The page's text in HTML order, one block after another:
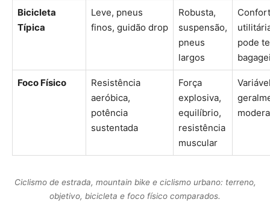
Bicicleta
Típica
Leve, pneus
finos, guidão drop
Robusta,
suspensão,
pneus
largos
pode
Foco Físico
Resistência
aeróbica,
potência
sustentada
Força
explosiva,
equilíbrio,
resistência
muscular
Ciclismo de estrada, mountain bike e ciclismo urbano: terreno,
objetivo, bicicleta e foco físico comparados.